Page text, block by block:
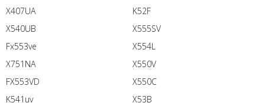
X407UA
X540UB
Fx553ve
X751NA
FX553VD
K541uv
K52F
X555SV
X554L
X550V
X550C
X53B